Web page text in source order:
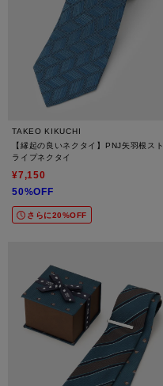
TAKEO KIKUCHI
【縁起の良いネクタイ】PNJ矢羽根スト
ライプネクタイ
¥7,150
50%OFF
さらに20%OFF